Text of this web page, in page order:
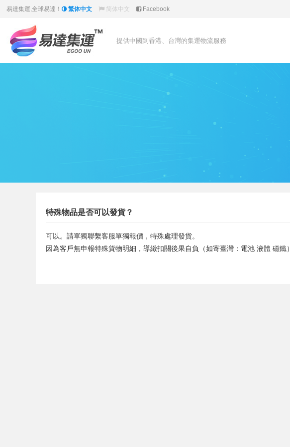
易達集運,全球易達！ 繁体中文 简体中文 Facebook
提供中國到香港、台灣的集運物流服務
特殊物品是否可以發貨？
可以。請單獨聯繫客服單獨報價，特殊處理發貨。
因為客戶無申報特殊貨物明細，導緻扣關後果自負（如寄臺灣：電池 液體 磁鐵）